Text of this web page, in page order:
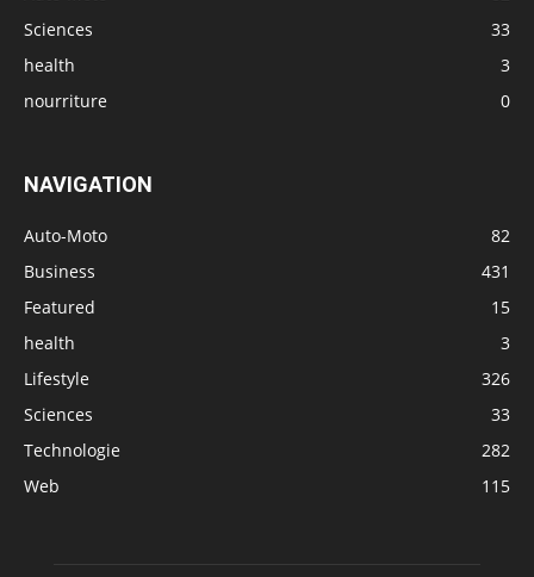
Sciences
33
health
3
nourriture
0
NAVIGATION
Auto-Moto
82
Business
431
Featured
15
health
3
Lifestyle
326
Sciences
33
Technologie
282
Web
115